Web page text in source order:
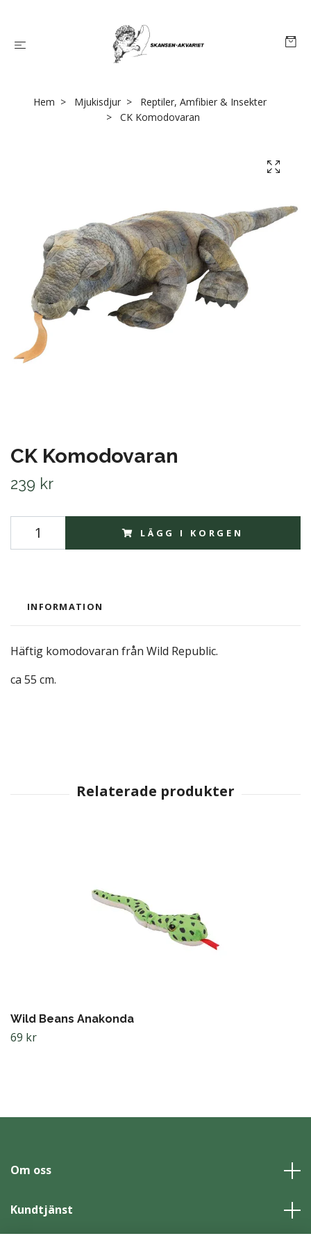
Hem Mjukisdjur
Reptiler, Amfibier & Insekter
CK Komodovaran
CK Komodovaran
239 kr
LÄGG I KORGEN
INFORMATION
Häftig komodovaran från Wild Republic.
ca 55 cm.
Wild Beans Anakonda
69 kr
Om oss
Kundtjänst